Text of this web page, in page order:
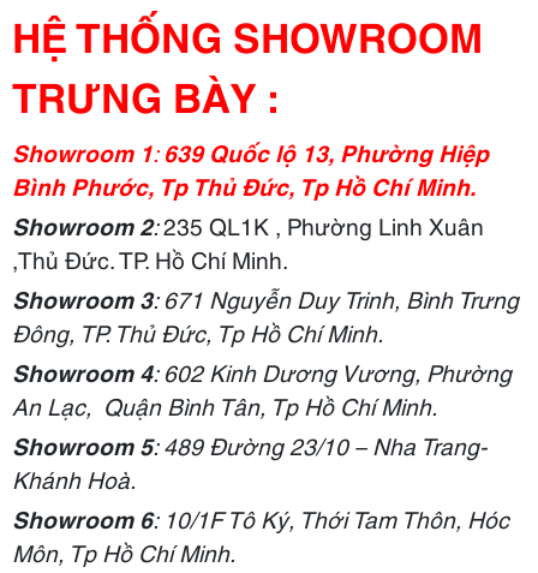
HỆ THỐNG SHOWROOM
TRƯNG BÀY :
Showroom 1:639 Quốc lộ 13, Phường Hiệp
Bình Phước, Tp Thủ Đức, Tp Hồ Chí Minh.
Showroom 2:235 QL1K , Phường Linh Xuân
,Thủ Đức. TP. Hồ Chí Minh.
Showroom 3: 671 Nguyễn Duy Trinh, Bình Trưng
Đông, TP. Thủ Đức, Tp Hồ Chí Minh.
Showroom 4: 602 Kinh Dương Vương, Phường
An Lạc, Quận Bình Tân, Tp Hồ Chí Minh.
Showroom 5: 489 Đường 23/10 – Nha Trang-
Khánh Hoà.
Showroom 6: 10/1F Tô Ký, Thới Tam Thôn, Hóc
Môn, Tp Hồ Chí Minh.